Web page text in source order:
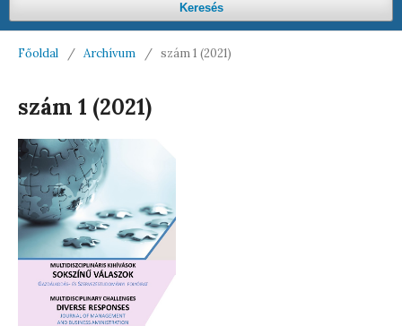
Keresés
Főoldal / Archívum / szám 1 (2021)
szám 1 (2021)